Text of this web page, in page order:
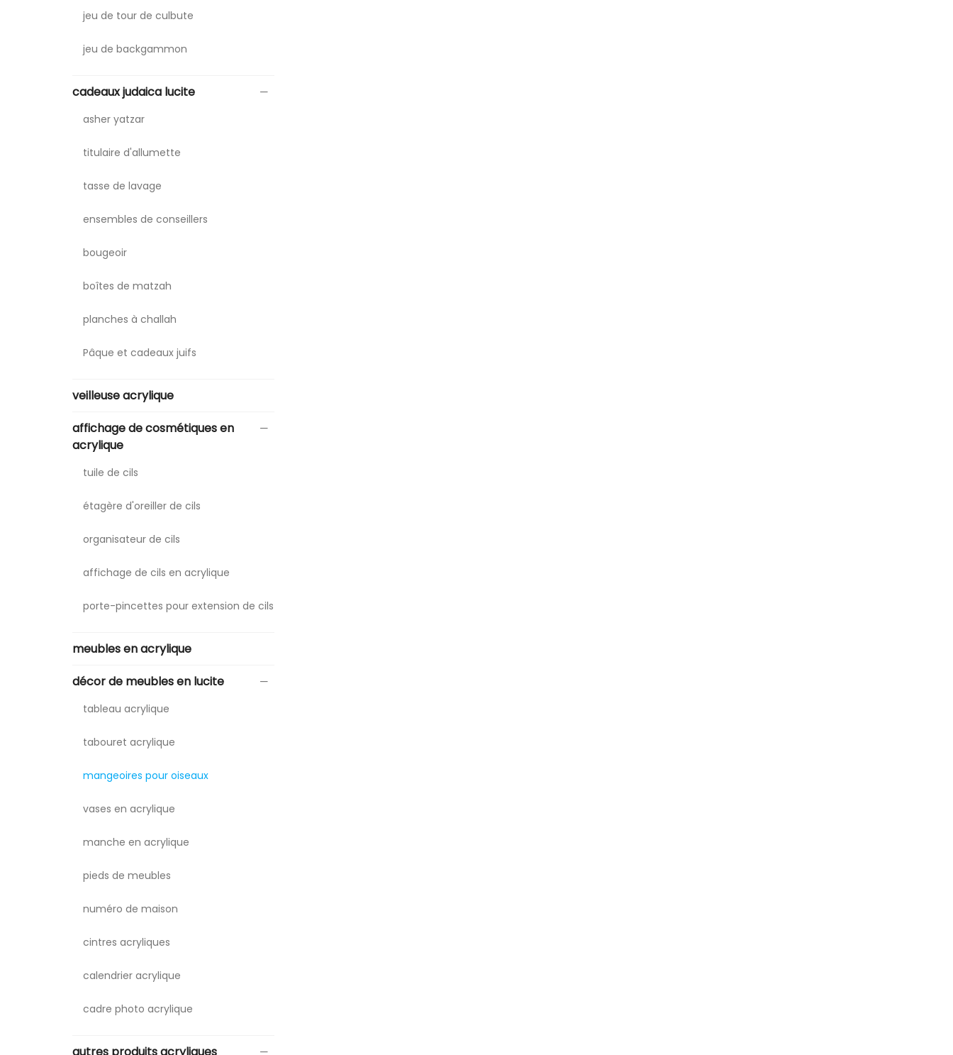
jeu de tour de culbute
jeu de backgammon
cadeaux judaica lucite
asher yatzar
titulaire d'allumette
tasse de lavage
ensembles de conseillers
bougeoir
boîtes de matzah
planches à challah
Pâque et cadeaux juifs
veilleuse acrylique
affichage de cosmétiques en
acrylique
tuile de cils
étagère d'oreiller de cils
organisateur de cils
affichage de cils en acrylique
porte-pincettes pour extension de cils
meubles en acrylique
décor de meubles en lucite
tableau acrylique
tabouret acrylique
mangeoires pour oiseaux
vases en acrylique
manche en acrylique
pieds de meubles
numéro de maison
cintres acryliques
calendrier acrylique
cadre photo acrylique